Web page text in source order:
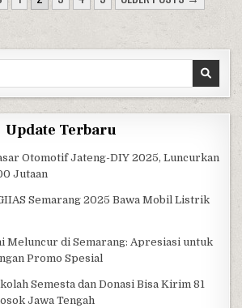
Update Terbaru
Otomotif Jateng-DIY 2025, Luncurkan
Jutaan
Semarang 2025 Bawa Mobil Listrik
Meluncur di Semarang: Apresiasi untuk
Promo Spesial
Semesta dan Donasi Bisa Kirim 81
Jawa Tengah